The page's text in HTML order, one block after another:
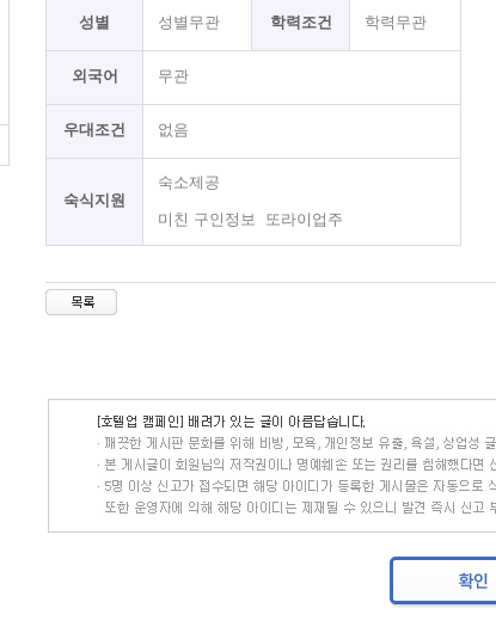
성별 성별무관 학력조건 학력무관
외국어 무관
우대조건 없음
숙식지원
숙소제공
미친 구인정보 또라이업주